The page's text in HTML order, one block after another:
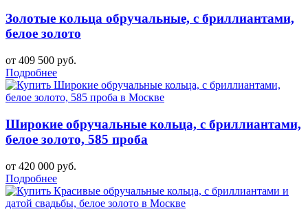
Золотые кольца обручальные, с бриллиантами,
белое золото
от 409 500 руб.
Подробнее
Широкие обручальные кольца, с бриллиантами,
белое золото, 585 проба
от 420 000 руб.
Подробнее